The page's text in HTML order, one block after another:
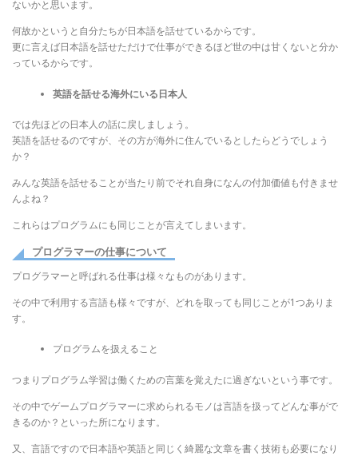
ないかと思います。
何故かというと自分たちが日本語を話せているからです。
更に言えば日本語を話せただけで仕事ができるほど世の中は甘くないと分か
っているからです。
英語を話せる海外にいる日本人
では先ほどの日本人の話に戻しましょう。
英語を話せるのですが、その方が海外に住んでいるとしたらどうでしょう
か？
みんな英語を話せることが当たり前でそれ自身になんの付加価値も付きませ
んよね？
これらはプログラムにも同じことが言えてしまいます。
プログラマーの仕事について
プログラマーと呼ばれる仕事は様々なものがあります。
その中で利用する言語も様々ですが、どれを取っても同じことが1つありま
す。
プログラムを扱えること
つまりプログラム学習は働くための言葉を覚えたに過ぎないという事です。
その中でゲームプログラマーに求められるモノは言語を扱ってどんな事がで
きるのか？といった所になります。
又、言語ですので日本語や英語と同じく綺麗な文章を書く技術も必要になり